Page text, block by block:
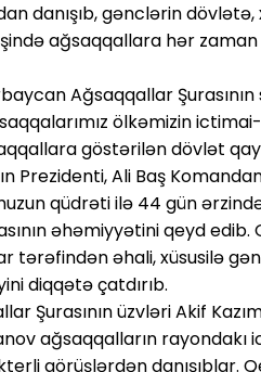
danışıb, gənclərin
ağsaqqallara hər
Ağsaqqallar
ölkəmizin
göstərilən dövlət
Prezidenti, Ali Baş
qüdrəti ilə 44 gün
əhəmiyyətini qeyd
tərəfindən əhali, xüsusilə
diqqətə çatdırıb.
Şurasının üzvləri Akif
ağsaqqalların
görüşlərdən danışıblar.